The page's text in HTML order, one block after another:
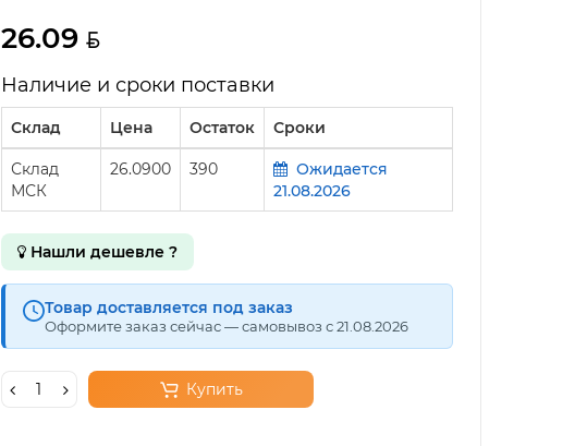
26.09
Наличие и сроки поставки
Склад Цена Остаток Сроки
Склад
МСК
26.0900 390
Ожидается
21.08.2026
Нашли дешевле ?
Товар доставляется под заказ
Оформите заказ сейчас — самовывоз с 21.08.2026
Купить